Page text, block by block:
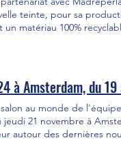
teinte, pour sa
matériau 100%
en 2022 la neutralité
destiné aux applications
d’offrir la solution la plus
vieillissement
essais ont démontré
à Amsterdam, du
au monde de
21 novembre à
autour des dernières